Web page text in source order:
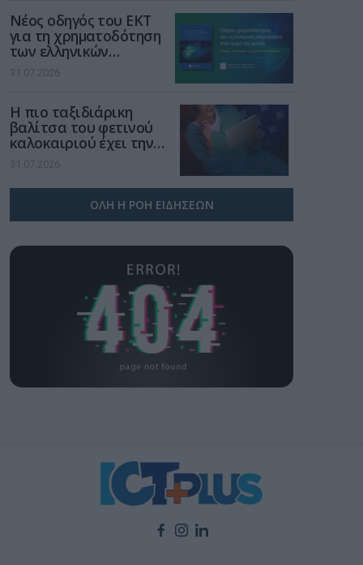
Νέος οδηγός του ΕΚΤ
για τη χρηματοδότηση
των ελληνικών
επιχειρήσεων στον
χώρο της άμυνας
31.07.2026
Η πιο ταξιδιάρικη
βαλίτσα του φετινού
καλοκαιριού έχει την
υπογραφή της Xiaomi
31.07.2026
ΟΛΗ Η ΡΟΗ ΕΙΔΗΣΕΩΝ